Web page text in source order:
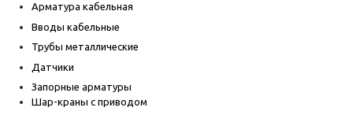
Арматура кабельная
Вводы кабельные
Трубы металлические
Датчики
Запорные арматуры
Шар-краны с приводом